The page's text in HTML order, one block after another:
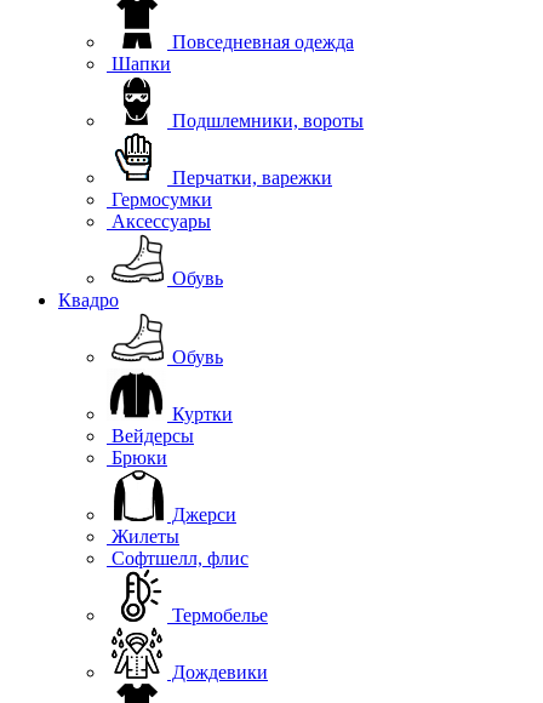
Повседневная одежда
Шапки
Подшлемники, вороты
Перчатки, варежки
Гермосумки
Аксессуары
Обувь
Квадро
Обувь
Куртки
Вейдерсы
Брюки
Джерси
Жилеты
Софтшелл, флис
Термобелье
Дождевики